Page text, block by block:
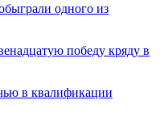
одного из
победу кряду в
в квалификации